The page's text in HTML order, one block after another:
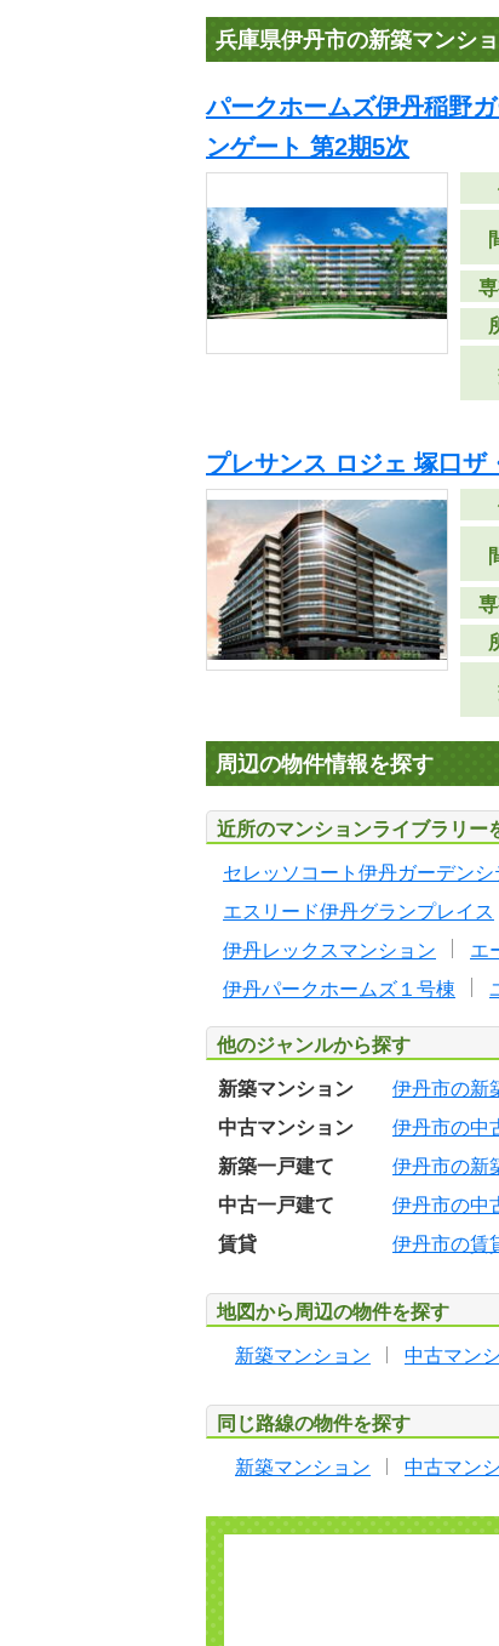
兵庫県伊丹市の新築マンシ
パークホームズ伊丹稲野
ンゲート 第2期5次
プレサンス ロジェ 塚口ザ
周辺の物件情報を探す
近所のマンションライブラリー
セレッソコート伊丹ガーデンシ
エスリード伊丹グランプレイス
伊丹レックスマンション
エ
伊丹パークホームズ１号棟
他のジャンルから探す
新築マンション 伊丹市の新
中古マンション
伊丹市の中
新築一戸建て
伊丹市の新
中古一戸建て
伊丹市の中
賃貸
伊丹市の賃
地図から周辺の物件を探す
新築マンション 中古マン
同じ路線の物件を探す
新築マンション 中古マン